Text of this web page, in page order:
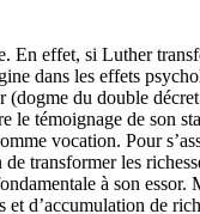
En effet, si Luther
dans les effets
(dogme du double
le témoignage de son
vocation. Pour
transformer les
à son essor.
d’accumulation de